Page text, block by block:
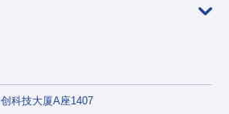
科技大厦A座1407